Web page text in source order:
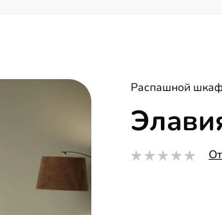
Распашной